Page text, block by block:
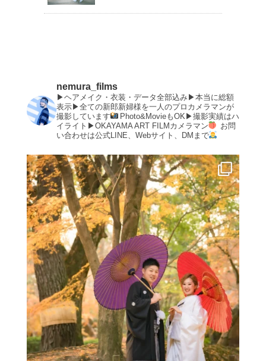
nemura_films
▶︎ヘアメイク・衣装・データ全部込み▶︎本当に総額
表示▶︎全ての新郎新婦様を一人のプロカメラマンが
撮影しています
Photo&MovieもOK▶︎撮影実績はハ
イライト▶︎OKAYAMA ART FILMカメラマン
お問
い合わせは公式LINE、Webサイト、DMまで